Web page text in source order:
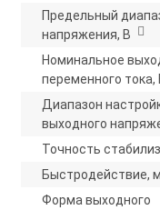
Предельный
напряжения, В
Номинальное
переменного тока,
Диапазон
выходного
Точность
Быстродействие,
Форма выходного